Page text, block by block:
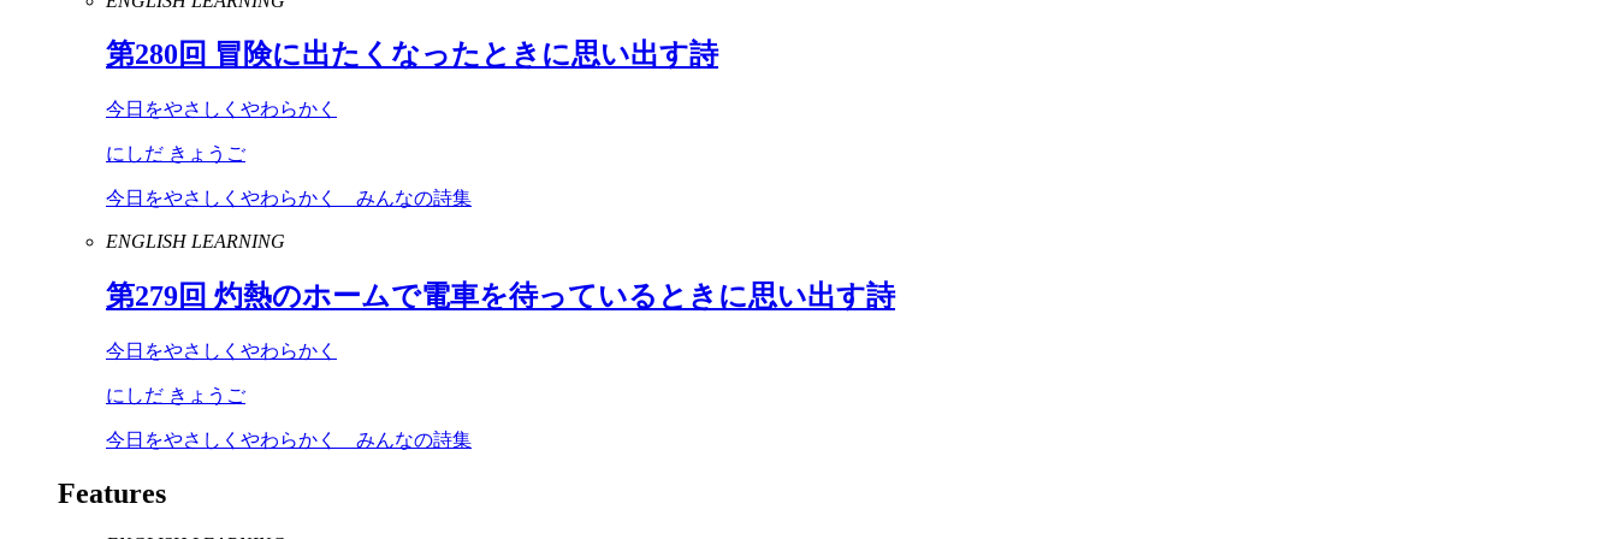
第280回 冒険に出たくなったときに思い出す詩
今日をやさしくやわらかく
にしだ きょうご
今日をやさしくやわらかく みんなの詩集
ENGLISH LEARNING
第279回 灼熱のホームで電車を待っているときに思い出す詩
今日をやさしくやわらかく
にしだ きょうご
今日をやさしくやわらかく みんなの詩集
Features